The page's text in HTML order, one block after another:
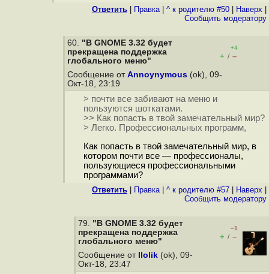
Ответить Правка| ^ к родителю #50 Наверх
Cообщить модератору
60. "В GNOME 3.32 будет
прекращена поддержка
глобального меню"
+4
+ / –
Сообщение от Annoynymous (ok), 09-
Окт-18, 23:19
> почти все забивают на меню и
пользуются шоткатами.
>> Как попасть в твой замечательный мир?
> Легко. Профессиональных программ,
Как попасть в твой замечательный мир, в
котором почти все — профессионалы,
пользующиеся профессиональными
программами?
Ответить Правка| ^ к родителю #57 Наверх
Cообщить модератору
79. "В GNOME 3.32 будет
прекращена поддержка
глобального меню"
–1
+ / –
Сообщение от llolik (ok), 09-
Окт-18, 23:47